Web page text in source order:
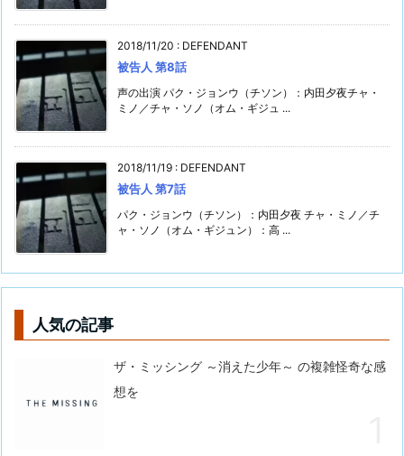
2018/11/20 : DEFENDANT
被告人 第8話
声の出演 パク・ジョンウ（チソン）：内田夕夜チャ・
ミノ／チャ・ソノ（オム・ギジュ ...
2018/11/19 : DEFENDANT
被告人 第7話
パク・ジョンウ（チソン）：内田夕夜 チャ・ミノ／チ
ャ・ソノ（オム・ギジュン）：高 ...
人気の記事
ザ・ミッシング ～消えた少年～ の複雑怪奇な感
想を